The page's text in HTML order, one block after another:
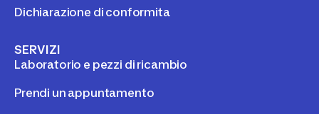
Dichiarazione di conformita
SERVIZI
Laboratorio e pezzi di ricambio
Prendi un appuntamento